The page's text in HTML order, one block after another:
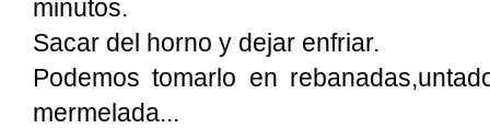
minutos.
Sacar del horno y dejar enfriar.
Podemos tomarlo en
mermelada...